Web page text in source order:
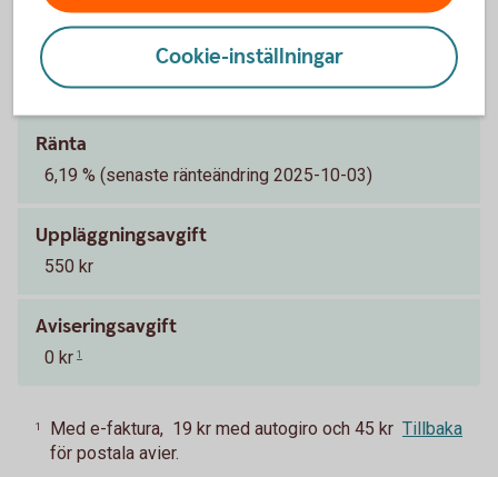
Pris och ränta Billån
Ränta
6,19 % (senaste ränteändring 2025-10-03)
Uppläggningsavgift
550 kr
Aviseringsavgift
0 kr 1
1
Med e-faktura, 19 kr med autogiro och 45 kr
för postala avier.
Tillbaka
Cookie-inställningar